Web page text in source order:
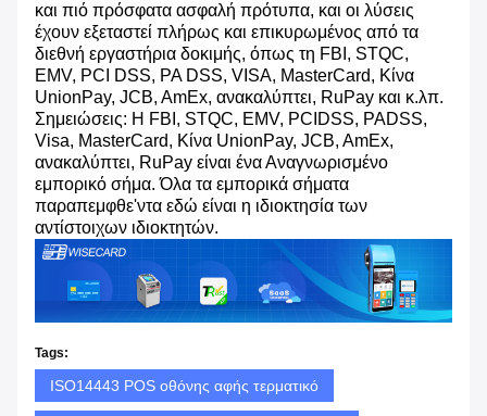
και πιό πρόσφατα ασφαλή πρότυπα, και οι λύσεις
έχουν εξεταστεί πλήρως και επικυρωμένος από τα
διεθνή εργαστήρια δοκιμής, όπως τη FBI, STQC,
EMV, PCI DSS, PA DSS, VISA, MasterCard, Κίνα
UnionPay, JCB, AmEx, ανακαλύπτει, RuPay και κ.λπ.
Σημειώσεις: Η FBI, STQC, EMV, PCIDSS, PADSS,
Visa, MasterCard, Κίνα UnionPay, JCB, AmEx,
ανακαλύπτει, RuPay είναι ένα Αναγνωρισμένο
εμπορικό σήμα. Όλα τα εμπορικά σήματα
παραπεμφθε'ντα εδώ είναι η ιδιοκτησία των
αντίστοιχων ιδιοκτητών.
Tags:
ISO14443 POS οθόνης αφής τερματικό